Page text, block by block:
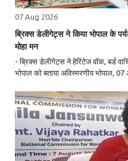
07 Aug 2026
ब्रिक्स डेलीगेट्स ने किया भोपाल के
मोहा मन
- ब्रिक्स डेलीगेट्स ने हेरिटेज वॉक, बर्ड
भोपाल को बताया अविस्मरणीय भोपाल, 07 अगस्त (हि.स.)। मध्य प्रदेश की राजधानी
सदस्य..